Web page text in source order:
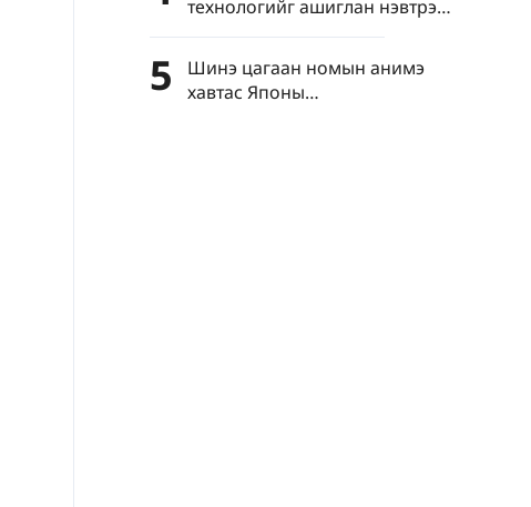
технологийг ашиглан нэвтрэн
тархахаас сэргийлэхийг
уриалав
5
Шинэ цагаан номын анимэ
хавтас Японы